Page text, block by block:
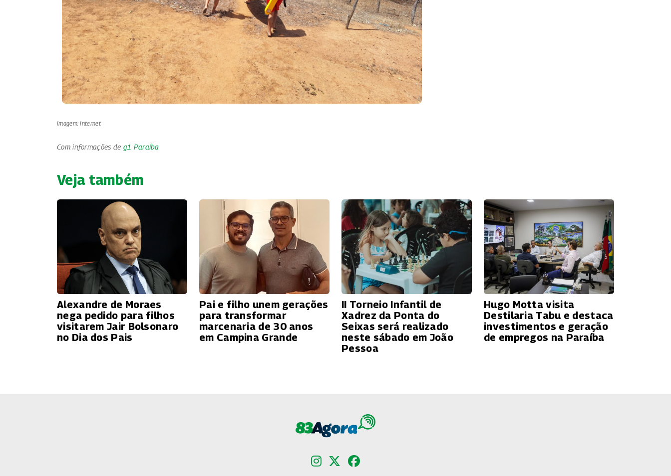
Imagem: Internet
Com informações de g1 Paraíba
Veja também
Alexandre de Moraes
nega pedido para filhos
visitarem Jair Bolsonaro
no Dia dos Pais
Pai e filho unem gerações
para transformar
marcenaria de 30 anos
em Campina Grande
II Torneio Infantil de
Xadrez da Ponta do
Seixas será realizado
neste sábado em João
Pessoa
Hugo Motta visita
Destilaria Tabu e destaca
investimentos e geração
de empregos na Paraíba